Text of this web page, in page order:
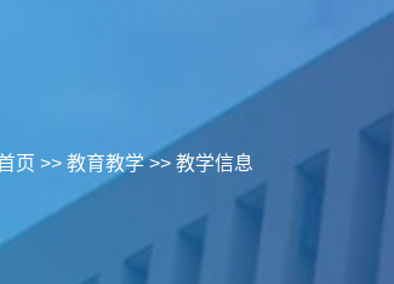
页 >> 教育教学>> 教学信息